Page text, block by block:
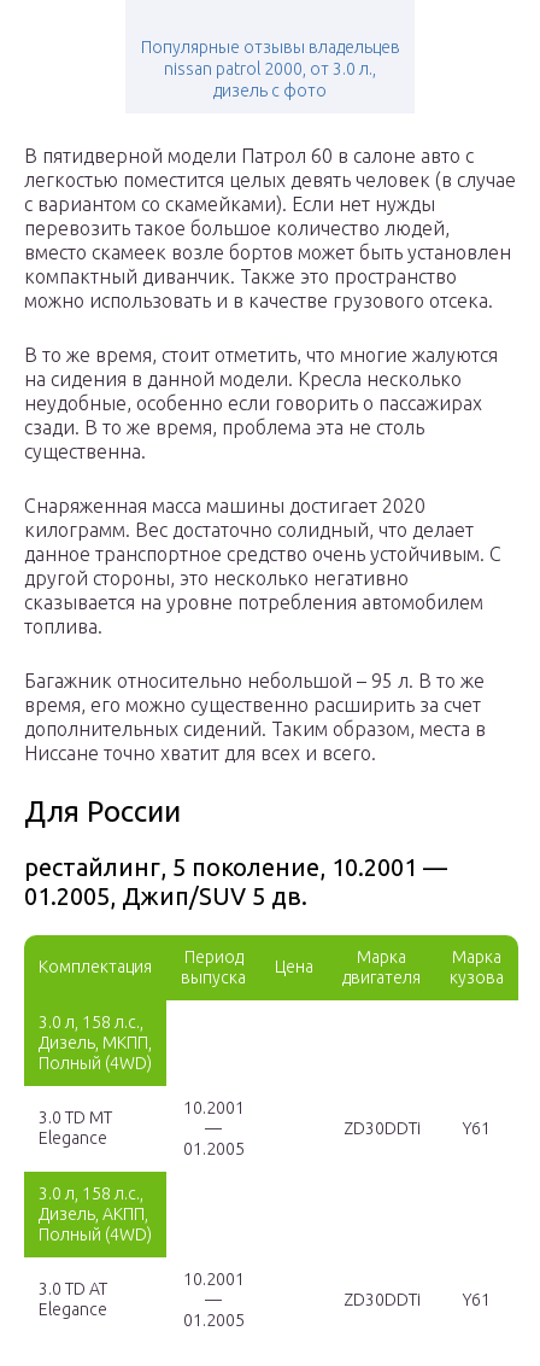
Популярные отзывы владельцев
nissan patrol 2000, от 3.0 л.,
дизель с фото
В пятидверной модели Патрол 60 в салоне авто с
легкостью поместится целых девять человек (в случае
с вариантом со скамейками). Если нет нужды
перевозить такое большое количество людей,
вместо скамеек возле бортов может быть установлен
компактный диванчик. Также это пространство
можно использовать и в качестве грузового отсека.
В то же время, стоит отметить, что многие жалуются
на сидения в данной модели. Кресла несколько
неудобные, особенно если говорить о пассажирах
сзади. В то же время, проблема эта не столь
существенна.
Снаряженная масса машины достигает 2020
килограмм. Вес достаточно солидный, что делает
данное транспортное средство очень устойчивым. С
другой стороны, это несколько негативно
сказывается на уровне потребления автомобилем
топлива.
Багажник относительно небольшой – 95 л. В то же
время, его можно существенно расширить за счет
дополнительных сидений. Таким образом, места в
Ниссане точно хватит для всех и всего.
Для России
рестайлинг, 5 поколение, 10.2001 —
01.2005, Джип/SUV 5 дв.
Комплектация
Период
выпуска
Цена
Марка
двигателя
Марка
кузова
3.0 л, 158 л.с.,
Дизель, МКПП,
Полный (4WD)
3.0 TD MT
Elegance
10.2001
—
01.2005
ZD30DDTi Y61
3.0 л, 158 л.с.,
Дизель, АКПП,
Полный (4WD)
3.0 TD AT
Elegance
10.2001
—
01.2005
ZD30DDTi Y61